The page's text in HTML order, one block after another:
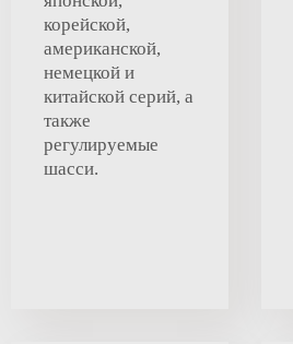
корейской,
американской,
немецкой и
китайской серий, а
также
регулируемые
шасси.